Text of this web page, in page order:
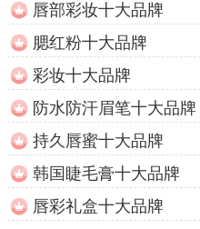
唇部彩妆十大品牌
腮红粉十大品牌
彩妆十大品牌
防水防汗眉笔十大品牌
持久唇蜜十大品牌
韩国睫毛膏十大品牌
唇彩礼盒十大品牌